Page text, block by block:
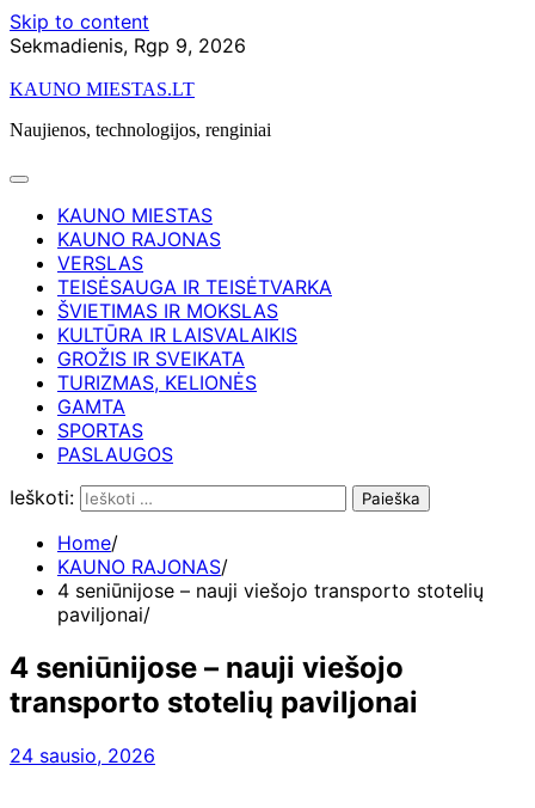
Skip to content
Sekmadienis, Rgp 9, 2026
KAUNO MIESTAS.LT
Naujienos, technologijos, renginiai
KAUNO MIESTAS
KAUNO RAJONAS
VERSLAS
TEISĖSAUGA IR TEISĖTVARKA
ŠVIETIMAS IR MOKSLAS
KULTŪRA IR LAISVALAIKIS
GROŽIS IR SVEIKATA
TURIZMAS, KELIONĖS
GAMTA
SPORTAS
PASLAUGOS
Ieškoti:
Home
KAUNO RAJONAS
4 seniūnijose – nauji viešojo transporto stotelių
paviljonai
4 seniūnijose – nauji viešojo
transporto stotelių paviljonai
24 sausio, 2026